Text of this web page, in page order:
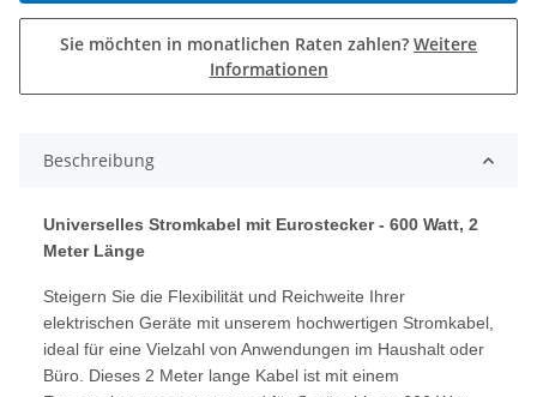
Sie möchten in monatlichen Raten zahlen? Weitere
Informationen
Beschreibung
Universelles Stromkabel mit Eurostecker - 600 Watt, 2
Meter Länge
Steigern Sie die Flexibilität und Reichweite Ihrer
elektrischen Geräte mit unserem hochwertigen Stromkabel,
ideal für eine Vielzahl von Anwendungen im Haushalt oder
Büro. Dieses 2 Meter lange Kabel ist mit einem